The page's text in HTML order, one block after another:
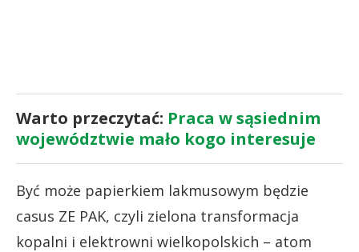
Warto przeczytać: Praca w sąsiednim
województwie mało kogo interesuje
Być może papierkiem lakmusowym będzie
casus ZE PAK, czyli zielona transformacja
kopalni i elektrowni wielkopolskich – atom